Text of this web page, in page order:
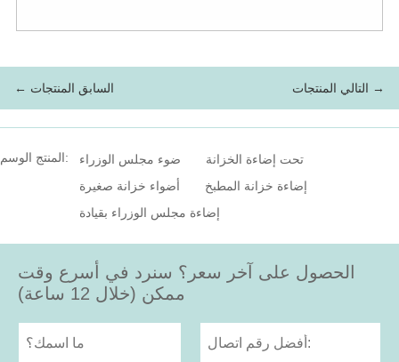
← السابق المنتجات التالي المنتجات →
المنتج الوسم: ضوء مجلس الوزراء
تحت إضاءة الخزانة
أضواء خزانة صغيرة
إضاءة خزانة المطبخ
إضاءة مجلس الوزراء بقيادة
الحصول على آخر سعر؟ سنرد في أسرع وقت
ممكن (خلال 12 ساعة)